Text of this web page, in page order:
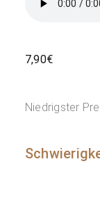
7,90€
Niedrigster